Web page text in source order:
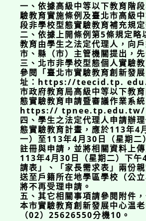
一、依據高級中等以下教育階
驗教育實施條例及臺北市高級
段非學校型態實驗教育補充規定
二、依據上開條例第5條規定略
教育由學生之法定代理人，向
市、縣（市）主管機關提出，先
三、北市非學校型態個人實驗
參閱「臺北市實驗教育創新發
址：https://teecid.tp.
市政府教育局高級中等以下教
態實驗教育申請暨審議作業系統
https:// tpnee.tp.edu.tw/
四、學生之法定代理人申請辦
態實驗教育計畫，應於113年4
一）至113年4月30日（星期二
註冊與申請，並將相關資料上
113年4月30日（星期二）下午
請表」、「家長需求表」兩份親
送至戶籍所在地學區學校（公
將不再受理申請。
五、其它相關事項請參閱附件
本市實驗教育創新發展中心温老
（02）25626550分機10。